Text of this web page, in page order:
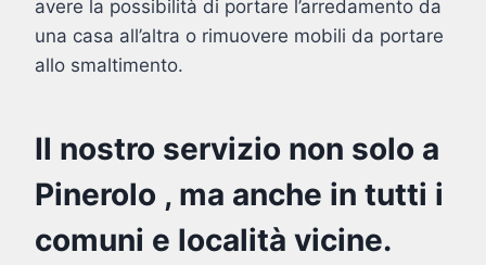
avere la possibilità di portare l’arredamento da
una casa all’altra o rimuovere mobili da portare
allo smaltimento.
Il nostro servizio non solo a
Pinerolo , ma anche in tutti i
comuni e località vicine.